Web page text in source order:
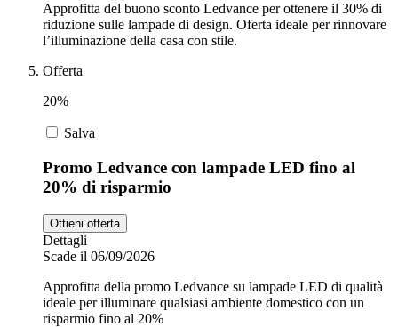
Approfitta del buono sconto Ledvance per ottenere il 30% di
riduzione sulle lampade di design. Oferta ideale per rinnovare
l’illuminazione della casa con stile.
Offerta
20%
Salva
Promo Ledvance con lampade LED fino al
20% di risparmio
Ottieni offerta
Dettagli
Scade il 06/09/2026
Approfitta della promo Ledvance su lampade LED di qualità
ideale per illuminare qualsiasi ambiente domestico con un
risparmio fino al 20%